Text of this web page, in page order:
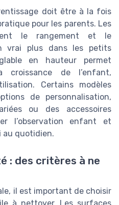
doit être à la fois
pour les parents. Les
le rangement et le
vrai plus dans les petits
en hauteur permet
de l’enfant,
Certains modèles
de personnalisation,
ou des accessoires
l’observation enfant et
au quotidien.
: des critères à ne
il est important de choisir